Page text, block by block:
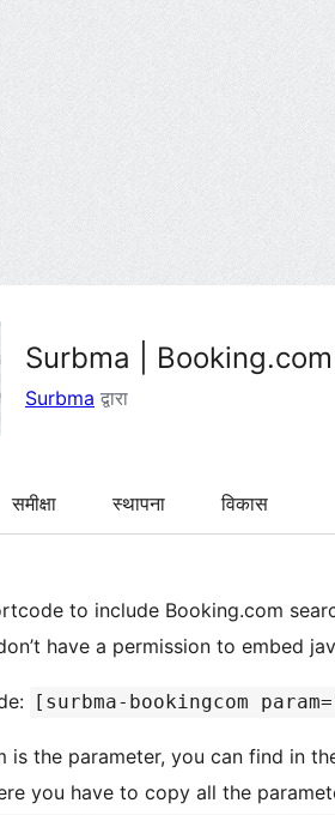
Surbma |
Surbma द्वारा
समीक्षा स्थापना विकास
to include Booking.com
have a permission to embed
[surbma-bookingcom
is the parameter, you can find in
you have to copy all the